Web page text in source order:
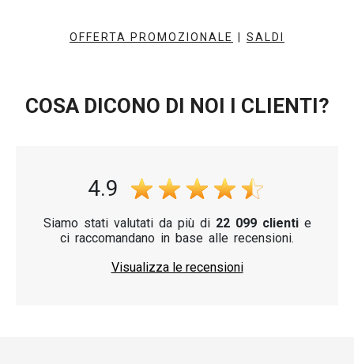
OFFERTA PROMOZIONALE SALDI
COSA DICONO DI NOI I CLIENTI?
4.9
Siamo stati valutati da più di 22 099 clientie
ci raccomandano in base alle recensioni.
Visualizza le recensioni